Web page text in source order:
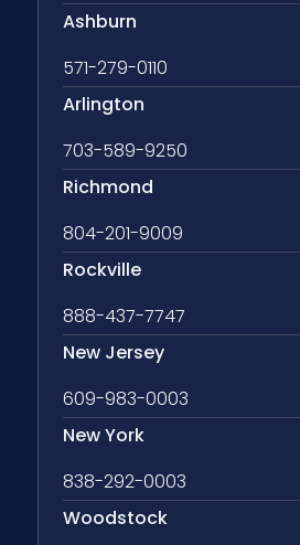
Ashburn
571-279-0110
Arlington
703-589-9250
Richmond
804-201-9009
Rockville
888-437-7747
New Jersey
609-983-0003
New York
838-292-0003
Woodstock